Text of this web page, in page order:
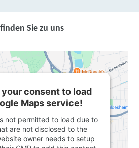
Sie zu uns
your consent to load
Maps service!
not permitted to load due to
are not disclosed to the
owner needs to setup